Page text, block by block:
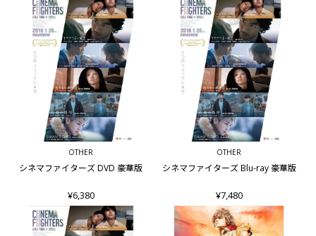
OTHER
シネマファイターズ DVD 豪華版
¥6,380
OTHER
シネマファイターズ Blu-ray 豪華版
¥7,480